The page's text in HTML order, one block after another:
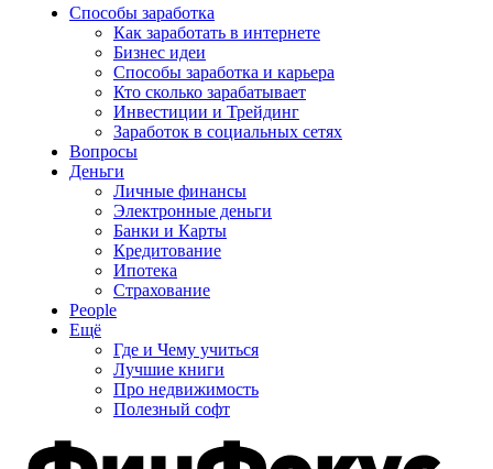
Способы заработка
Как заработать в интернете
Бизнес идеи
Способы заработка и карьера
Кто сколько зарабатывает
Инвестиции и Трейдинг
Заработок в социальных сетях
Вопросы
Деньги
Личные финансы
Электронные деньги
Банки и Карты
Кредитование
Ипотека
Страхование
People
Ещё
Где и Чему учиться
Лучшие книги
Про недвижимость
Полезный софт